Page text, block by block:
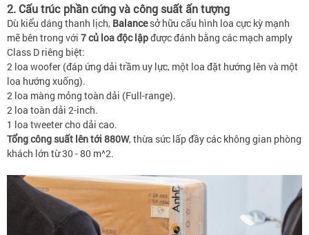
2. Cấu trúc phần cứng và công suất ấn tượng
Dù kiểu dáng thanh lịch, Balancesở hữu cấu hình loa cực kỳ mạnh
mẽ bên trong với 7 củ loa độc lậpđược đánh bằng các mạch amply
Class D riêng biệt:
2 loa woofer (đáp ứng dải trầm uy lực, một loa đặt hướng lên và một
loa hướng xuống).
2 loa màng mỏng toàn dải (Full-range).
2 loa toàn dải 2-inch.
1 loa tweeter cho dải cao.
Tổng công suất lên tới 880W, thừa sức lấp đầy các không gian phòng
khách lớn từ 30 - 80 m^2.